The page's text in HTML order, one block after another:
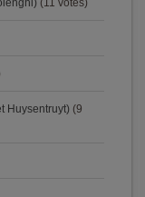
(11 votes)
Huysentruyt) (9